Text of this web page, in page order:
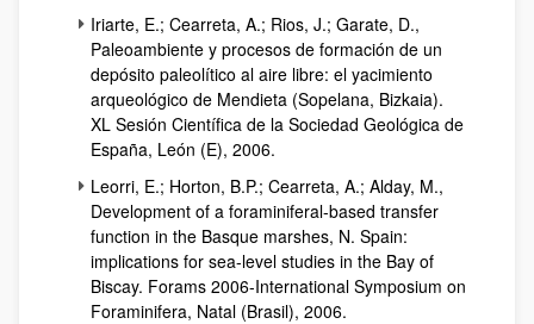
Iriarte, E.; Cearreta, A.; Rios, J.; Garate, D.,
Paleoambiente y procesos de formación de un
depósito paleolítico al aire libre: el yacimiento
arqueológico de Mendieta (Sopelana, Bizkaia).
XL Sesión Científica de la Sociedad Geológica de
España, León (E), 2006.
Leorri, E.; Horton, B.P.; Cearreta, A.; Alday, M.,
Development of a foraminiferal-based transfer
function in the Basque marshes, N. Spain:
implications for sea-level studies in the Bay of
Biscay. Forams 2006-International Symposium on
Foraminifera, Natal (Brasil), 2006.